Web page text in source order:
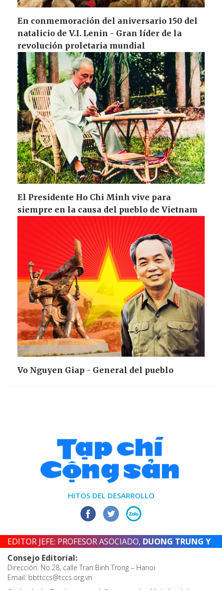
En conmemoración del aniversario 150 del
natalicio de V.I. Lenin - Gran líder de la
revolución proletaria mundial
El Presidente Ho Chi Minh vive para
siempre en la causa del pueblo de Vietnam
Vo Nguyen Giap - General del pueblo
HITOS DEL DESARROLLO
EDITOR JEFE: PROFESOR ASOCIADO, DUONG TRUNG Y
Consejo Editorial:
Dirección: No.28, calle Tran Binh Trong – Hanoi
Email: bbttccs@tccs.org.vn